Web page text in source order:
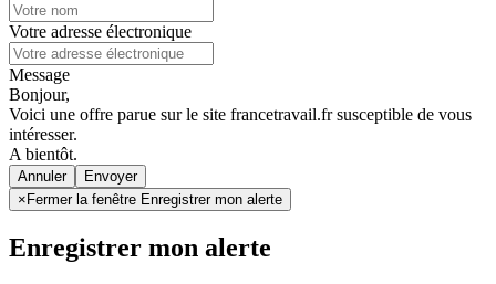
Votre adresse électronique
Message
Bonjour,
Voici une offre parue sur le site francetravail.fr susceptible de vous
intéresser.
A bientôt.
Annuler
× Fermer la fenêtre Enregistrer mon alerte
Enregistrer mon alerte